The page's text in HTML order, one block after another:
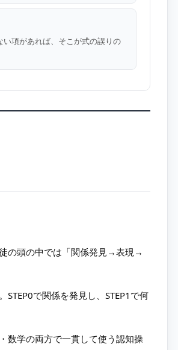
い項があれば、そこが式の誤りの
の頭の中では「関係発見→表現→
で関係を発見し、STEP1で何
数学の両方で一貫して使う認知操